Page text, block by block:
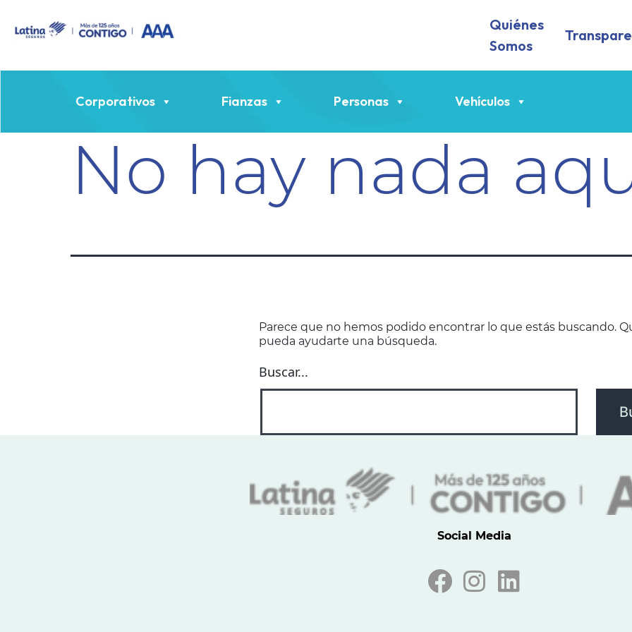
Quiénes
Somos
Corporativos Fianzas Personas Vehículos
No hay nada
Parece que no hemos podido encontrar lo que estás buscando.
pueda ayudarte una búsqueda.
Buscar...
Social Media